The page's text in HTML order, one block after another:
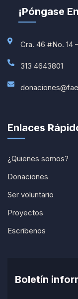
¡Póngase
Cra. 46 #No. 14
313 4643801
Enlaces
¿Quienes somos?
Donaciones
Ser voluntario
Proyectos
Escribenos
Boletín